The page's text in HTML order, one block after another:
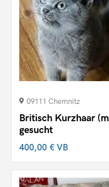
09111 Chemnitz
Britisch Kurzhaar
gesucht
400,00 €VB